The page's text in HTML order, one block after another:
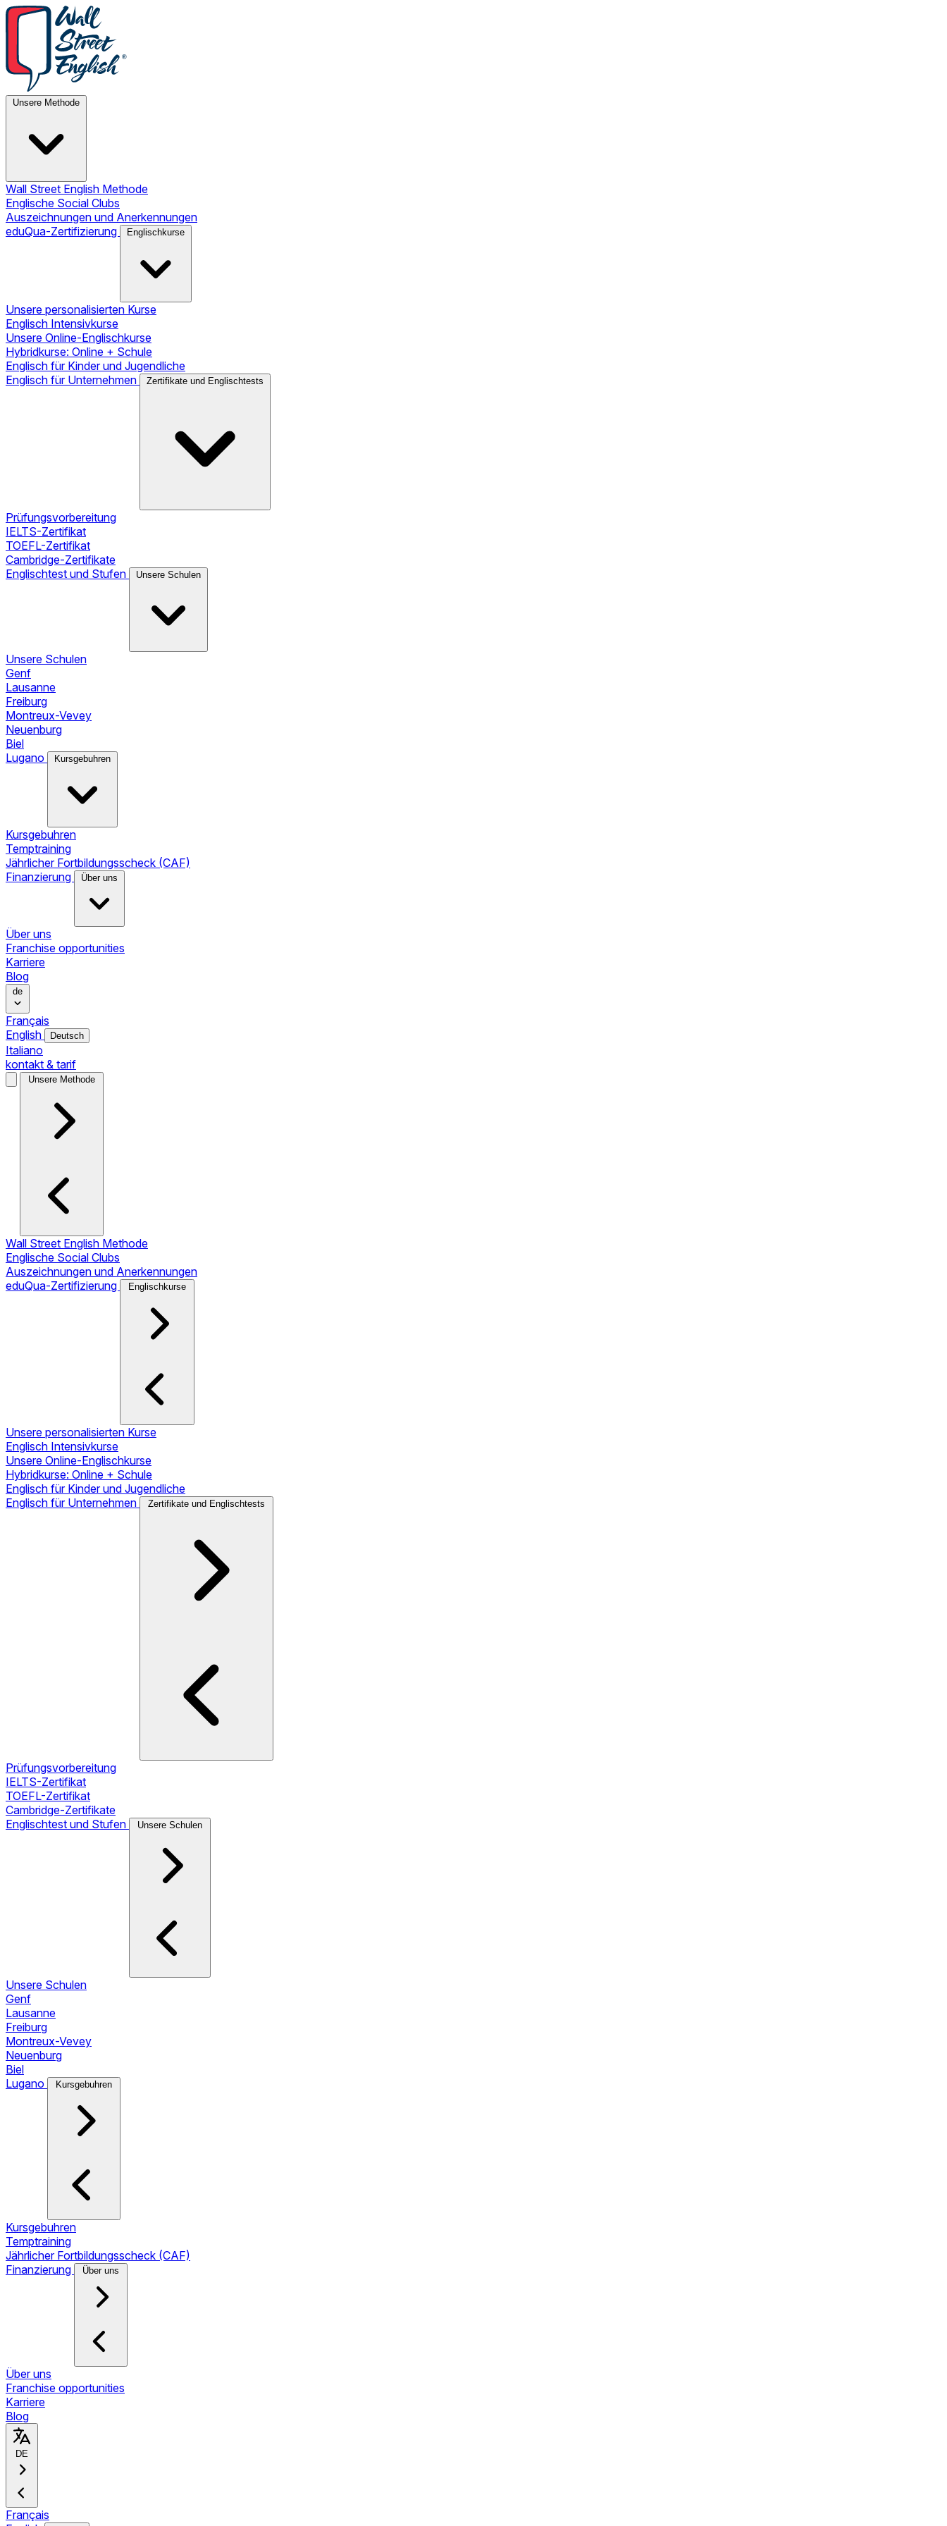
Unsere Methode
Wall Street English Methode
Englische Social Clubs
Auszeichnungen und Anerkennungen
eduQua-Zertifizierung
Englischkurse
Unsere personalisierten Kurse
Englisch Intensivkurse
Unsere Online-Englischkurse
Hybridkurse: Online + Schule
Englisch für Kinder und Jugendliche
Englisch für Unternehmen
Zertifikate und Englischtests
Prüfungsvorbereitung
IELTS-Zertifikat
TOEFL-Zertifikat
Cambridge-Zertifikate
Englischtest und Stufen
Unsere Schulen
Unsere Schulen
Genf
Lausanne
Freiburg
Montreux-Vevey
Neuenburg
Biel
Lugano
Kursgebuhren
Kursgebuhren
Temptraining
Jährlicher Fortbildungsscheck (CAF)
Finanzierung
Über uns
Über uns
Franchise opportunities
Karriere
Blog
de
Français
English
Deutsch
Italiano
kontakt & tarif
Unsere Methode
Wall Street English Methode
Englische Social Clubs
Auszeichnungen und Anerkennungen
eduQua-Zertifizierung
Englischkurse
Unsere personalisierten Kurse
Englisch Intensivkurse
Unsere Online-Englischkurse
Hybridkurse: Online + Schule
Englisch für Kinder und Jugendliche
Englisch für Unternehmen
Zertifikate und Englischtests
Prüfungsvorbereitung
IELTS-Zertifikat
TOEFL-Zertifikat
Cambridge-Zertifikate
Englischtest und Stufen
Unsere Schulen
Unsere Schulen
Genf
Lausanne
Freiburg
Montreux-Vevey
Neuenburg
Biel
Lugano
Kursgebuhren
Kursgebuhren
Temptraining
Jährlicher Fortbildungsscheck (CAF)
Finanzierung
Über uns
Über uns
Franchise opportunities
Karriere
Blog
DE
Français